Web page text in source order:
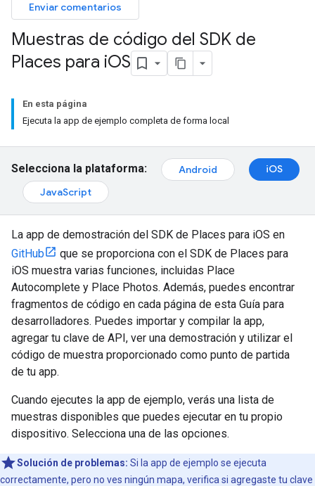
Enviar comentarios
Muestras de código del SDK de
Places para iOS
En esta página
Ejecuta la app de ejemplo completa de forma local
Selecciona la plataforma: Android
iOS
JavaScript
La app de demostración del SDK de Places para iOS en
GitHub
que se proporciona con el SDK de Places para
iOS muestra varias funciones, incluidas Place
Autocomplete y Place Photos. Además, puedes encontrar
fragmentos de código en cada página de esta Guía para
desarrolladores. Puedes importar y compilar la app,
agregar tu clave de API, ver una demostración y utilizar el
código de muestra proporcionado como punto de partida
de tu app.
Cuando ejecutes la app de ejemplo, verás una lista de
muestras disponibles que puedes ejecutar en tu propio
dispositivo. Selecciona una de las opciones.
Solución de problemas: Si la app de ejemplo se ejecuta
correctamente, pero no ves ningún mapa, verifica si agregaste tu clave